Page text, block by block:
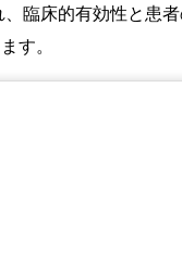
臨床的有効性と患
す。